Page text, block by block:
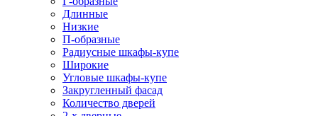
Длинные
Низкие
П-образные
Радиусные шкафы-купе
Широкие
Угловые шкафы-купе
Закругленный фасад
Количество дверей